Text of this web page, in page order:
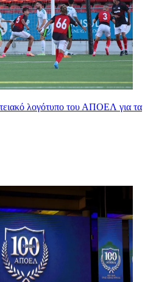
λογότυπο του ΑΠΟΕΛ για τα